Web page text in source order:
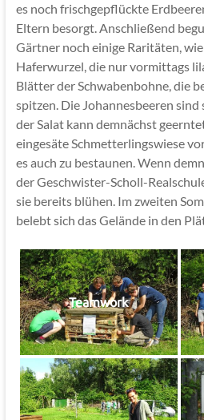
es noch frischgepflückte
Eltern besorgt. Anschließend
Gärtner noch einige Raritäten,
Haferwurzel, die nur vormittags
Blätter der Schwabenbohne, die
spitzen. Die Johannesbeeren
der Salat kann demnächst
eingesäte Schmetterlingswiese
es auch zu bestaunen. Wenn
der Geschwister-Scholl-
sie bereits blühen. Im zweiten
belebt sich das Gelände in den
Teamwork